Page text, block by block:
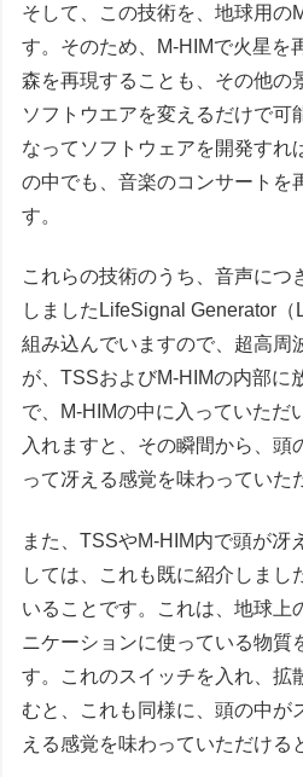
そして、この技術を、地球用の
す。そのため、M-HIMで火星を
森を再現することも、その他の
ソフトウエアを変えるだけで可
なってソフトウェアを開発すれ
の中でも、音楽のコンサートを
す。
これらの技術のうち、音声につ
しましたLifeSignal Generator
組み込んでいますので、超高周
が、TSSおよびM-HIMの内部
で、M-HIMの中に入っていただ
入れますと、その瞬間から、頭
って冴える感覚を味わっていた
また、TSSやM-HIM内で頭が冴
しては、これも既に紹介しまし
いることです。これは、地球上
ニケーションに使っている物質
す。これのスイッチを入れ、拡
むと、これも同様に、頭の中が
える感覚を味わっていただける